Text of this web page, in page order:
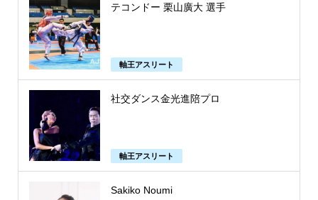
テコンドー 栗山廣大 選手
軸王アスリート
社交ダンス金光進陪プロ
軸王アスリート
Sakiko Noumi